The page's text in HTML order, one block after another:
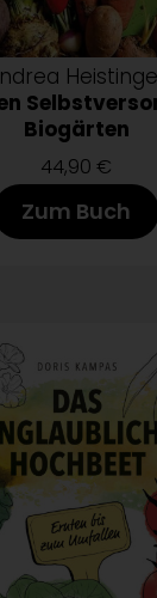
Biogärten
44,90 €
Zum Buch